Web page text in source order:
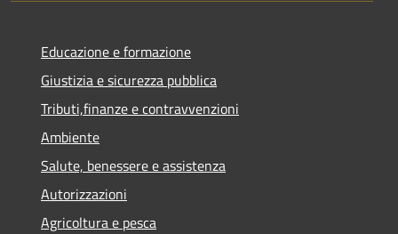
Educazione e formazione
Giustizia e sicurezza pubblica
Tributi,finanze e contravvenzioni
Ambiente
Salute, benessere e assistenza
Autorizzazioni
Agricoltura e pesca